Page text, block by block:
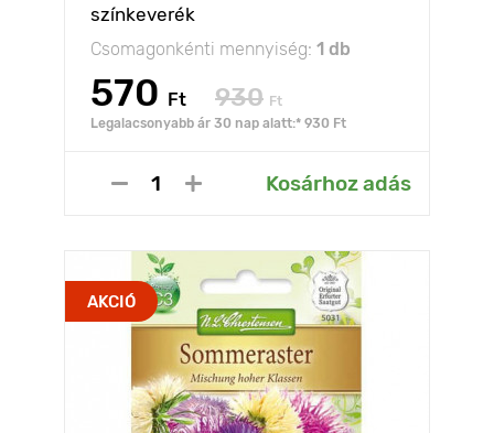
színkeverék
Csomagonkénti mennyiség: 1 db
570 Ft 930 Ft
Legalacsonyabb ár 30 nap alatt:* 930 Ft
Kosárhoz adás
AKCIÓ